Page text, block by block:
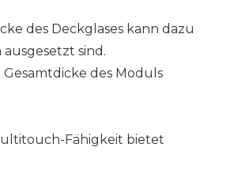
des Deckglases kann dazu
sind.
des Moduls
Fähigkeit bietet